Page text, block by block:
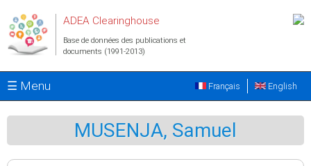
ADEA Clearinghouse
Base de données des publications et
documents (1991-2013)
☰ Menu English
Français
MUSENJA, Samuel